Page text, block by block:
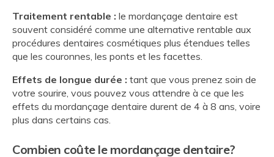
Traitement rentable : le mordançage dentaire est
souvent considéré comme une alternative rentable aux
procédures dentaires cosmétiques plus étendues telles
que les couronnes, les ponts et les facettes.
Effets de longue durée : tant que vous prenez soin de
votre sourire, vous pouvez vous attendre à ce que les
effets du mordançage dentaire durent de 4 à 8 ans, voire
plus dans certains cas.
Combien coûte le mordançage dentaire?